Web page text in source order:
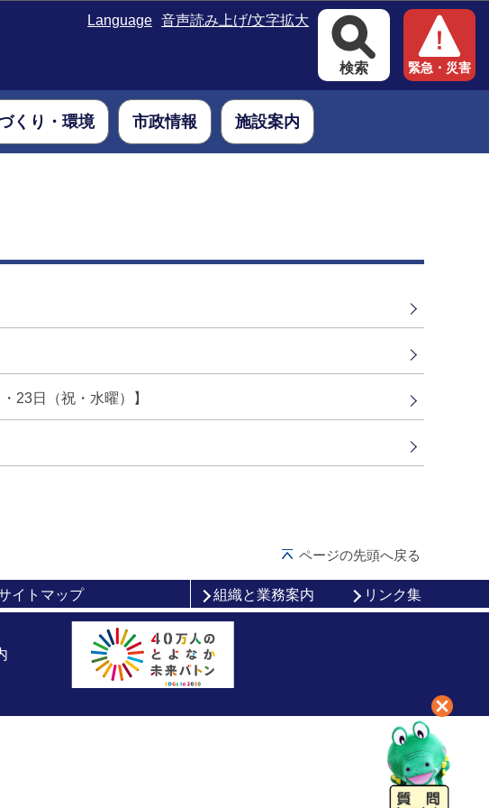
Language 音声読み上げ/文字拡大
検索 緊急・災害
くり・環境 市政情報 施設案内
23日（祝・水曜）】
ページの先頭へ戻る
イトマップ 組織と業務案内 リンク集